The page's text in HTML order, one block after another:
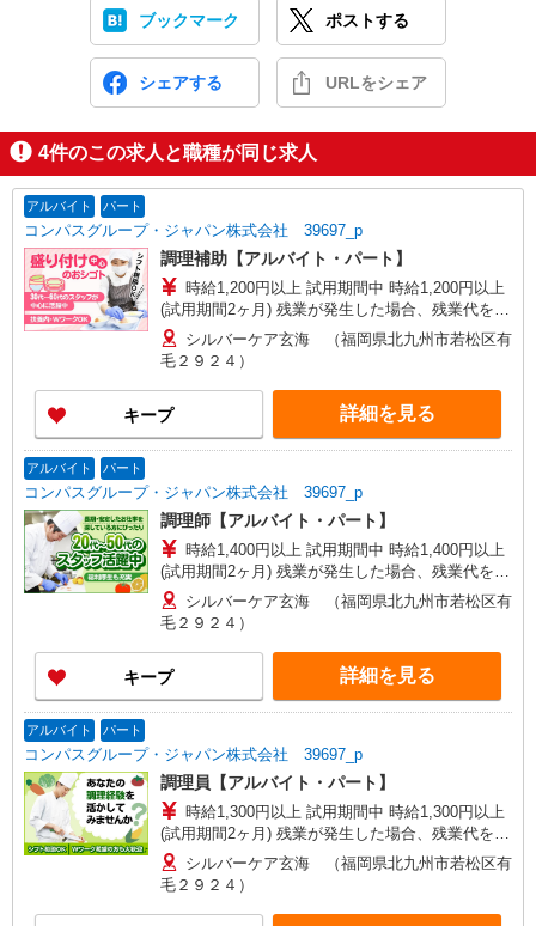
ブックマーク ポストする
シェアする URLをシェア
4件のこの求人と職種が同じ求人
アルバイト パート
コンパスグループ・ジャパン株式会社 39697_p
調理補助【アルバイト・パート】
時給1,200円以上 試用期間中 時給1,200円以上
(試用期間2ヶ月) 残業が発生した場合、残業代を1
分単位で別途支給します。
シルバーケア玄海 （福岡県北九州市若松区有
毛２９２４）
キープ 詳細を見る
アルバイト パート
コンパスグループ・ジャパン株式会社 39697_p
調理師【アルバイト・パート】
時給1,400円以上 試用期間中 時給1,400円以上
(試用期間2ヶ月) 残業が発生した場合、残業代を1
分単位で別途支給します。
シルバーケア玄海 （福岡県北九州市若松区有
毛２９２４）
キープ 詳細を見る
アルバイト パート
コンパスグループ・ジャパン株式会社 39697_p
調理員【アルバイト・パート】
時給1,300円以上 試用期間中 時給1,300円以上
(試用期間2ヶ月) 残業が発生した場合、残業代を1
分単位で別途支給します。
シルバーケア玄海 （福岡県北九州市若松区有
毛２９２４）